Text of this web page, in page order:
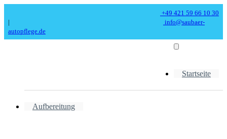
+49 421 59 66 10 30
|
info@saubaer-
autopflege.de
Startseite
Aufbereitung